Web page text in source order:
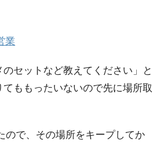
業
セットなど教えてください」と
ももったいないので先に場所取
ので、その場所をキープしてか